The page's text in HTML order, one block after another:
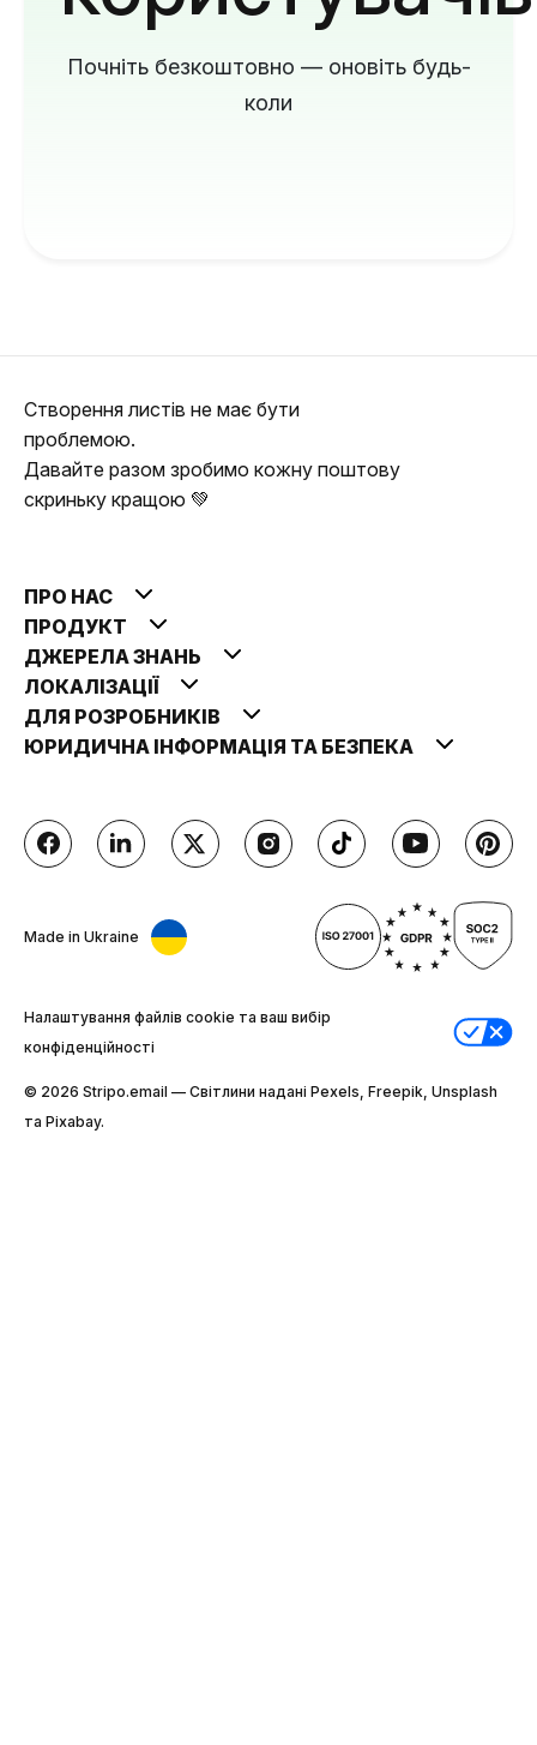
Почніть безкоштовно — оновіть будь-
коли
Створення листів не має бути
проблемою.
Давайте разом зробимо кожну поштову
скриньку кращою 💚
ПРО НАС
ПРОДУКТ
ДЖЕРЕЛА ЗНАНЬ
ЛОКАЛІЗАЦІЇ
ДЛЯ РОЗРОБНИКІВ
ЮРИДИЧНА ІНФОРМАЦІЯ ТА БЕЗПЕКА
Made in Ukraine
Налаштування файлів cookie та ваш вибір
конфіденційності
© 2026 Stripо.email — Світлини надані Pexels, Freepik, Unsplash
та Pixabay.